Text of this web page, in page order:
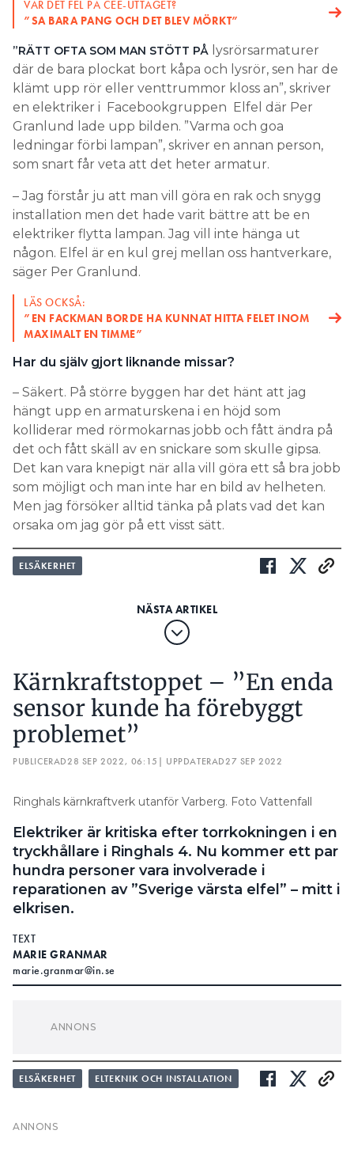
VAR DET FEL PÅ CEE-UTTAGET?
”SA BARA PANG OCH DET BLEV MÖRKT”
”RÄTT OFTA SOM MAN STÖTT PÅ lysrörsarmaturer
där de bara plockat bort kåpa och lysrör, sen har de
klämt upp rör eller venttrummor kloss an”, skriver
en elektriker i Facebookgruppen Elfel där Per
Granlund lade upp bilden. ”Varma och goa
ledningar förbi lampan”, skriver en annan person,
som snart får veta att det heter armatur.
– Jag förstår ju att man vill göra en rak och snygg
installation men det hade varit bättre att be en
elektriker flytta lampan. Jag vill inte hänga ut
någon. Elfel är en kul grej mellan oss hantverkare,
säger Per Granlund.
LÄS OCKSÅ:
”EN FACKMAN BORDE HA KUNNAT HITTA FELET INOM
MAXIMALT EN TIMME”
Har du själv gjort liknande missar?
– Säkert. På större byggen har det hänt att jag
hängt upp en armaturskena i en höjd som
kolliderar med rörmokarnas jobb och fått ändra på
det och fått skäll av en snickare som skulle gipsa.
Det kan vara knepigt när alla vill göra ett så bra jobb
som möjligt och man inte har en bild av helheten.
Men jag försöker alltid tänka på plats vad det kan
orsaka om jag gör på ett visst sätt.
ELSÄKERHET
Kärnkraftstoppet – ”En enda
sensor kunde ha förebyggt
problemet”
PUBLICERAD28 SEP 2022, 06:15 | UPPDATERAD27 SEP 2022
Ringhals kärnkraftverk utanför Varberg. Foto Vattenfall
Elektriker är kritiska efter torrkokningen i en
tryckhållare i Ringhals 4. Nu kommer ett par
hundra personer vara involverade i
reparationen av ”Sverige värsta elfel” – mitt i
elkrisen.
TEXT
MARIE GRANMAR
marie.granmar@in.se
vatten i, och utan skydd för torrkokning. Med det
slutet av augusti, i Facebook-gruppen Inget Elfel,
men…
ELSÄKERHET ELTEKNIK OCH INSTALLATION